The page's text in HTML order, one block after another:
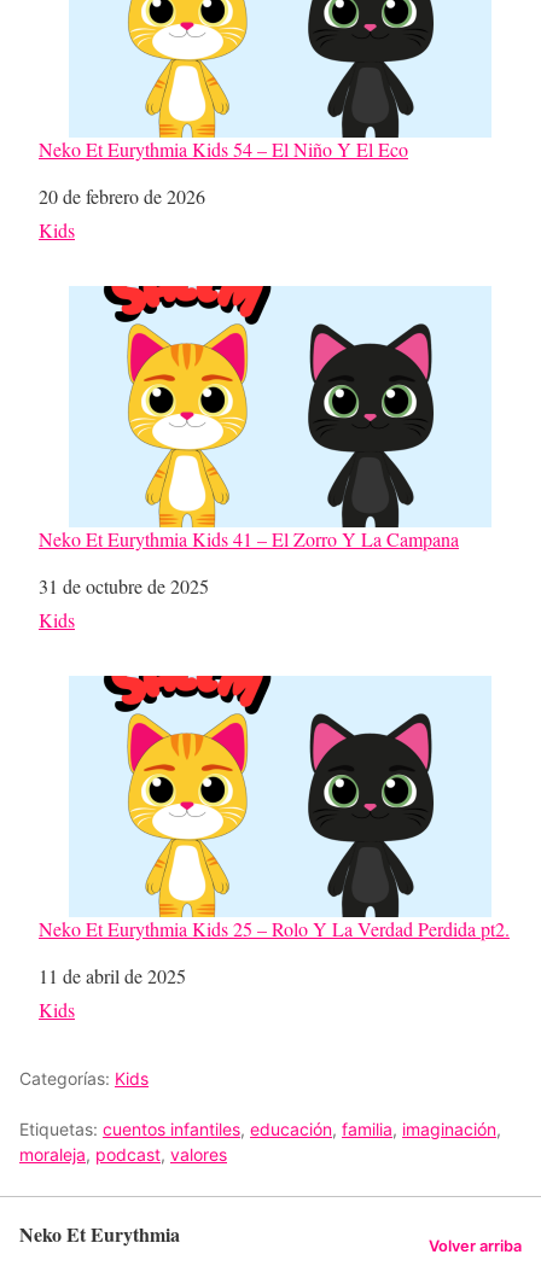
Neko Et Eurythmia Kids 54 – El Niño Y El Eco
Fecha
20 de febrero de 2026
Respecto a
Kids
Neko Et Eurythmia Kids 41 – El Zorro Y La Campana
Fecha
31 de octubre de 2025
Respecto a
Kids
Neko Et Eurythmia Kids 25 – Rolo Y La Verdad Perdida pt2.
Fecha
11 de abril de 2025
Respecto a
Kids
Categorías: Kids
Etiquetas: cuentos infantiles, educación, familia, imaginación,
moraleja, podcast, valores
Neko Et Eurythmia Volver arriba